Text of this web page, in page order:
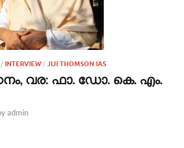
/ INTERVIEW / JIJI THOMSON IAS
വര: ഫാ. ഡോ. കെ. എം.
admin